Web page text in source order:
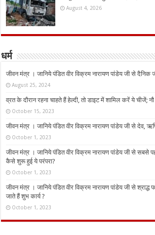
August 4, 2026
धर्म
जीवन मंत्र । जानिये पंडित वीर विक्रम नारायण पांडेय जी से दैनिक
August 25, 2024
व्रत के दौरान रहना चाहते हैं हेल्दी, तो डाइट में शामिल करें ये चीजें;
October 15, 2023
जीवन मंत्र । जानिये पंडित वीर विक्रम नारायण पांडेय जी से देव,
October 1, 2023
जीवन मंत्र । जानिये पंडित वीर विक्रम नारायण पांडेय जी से सबसे
कैसे शुरू हुई ये परंपरा?
October 1, 2023
जीवन मंत्र । जानिये पंडित वीर विक्रम नारायण पांडेय जी से श्राद्ध
जाते हैं शुभ कार्य ?
October 1, 2023